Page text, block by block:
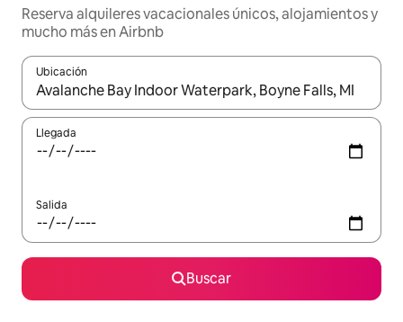
Reserva alquileres vacacionales únicos, alojamientos y
mucho más en Airbnb
Ubicación
Cuando los resultados estén disponibles, navega con las
Llegada
Salida
Buscar